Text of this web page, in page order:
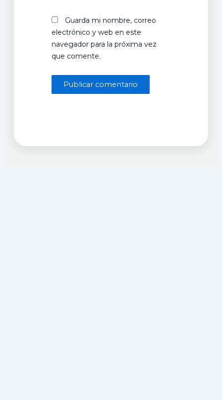
Guarda mi nombre, correo
electrónico y web en este
navegador para la próxima vez
que comente.